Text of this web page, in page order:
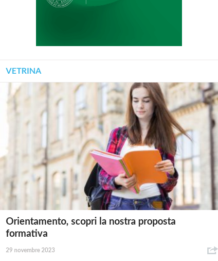
VETRINA
Orientamento, scopri la nostra proposta
formativa
29 novembre 2023